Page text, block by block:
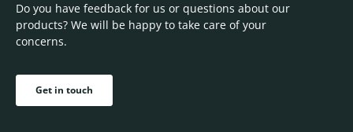
Do you have feedback for us or questions about our
products? We will be happy to take care of your
concerns.
Get in touch